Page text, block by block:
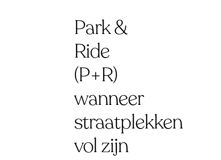
Park &
Ride
(P+R)
wanneer
straatplekken
vol zijn